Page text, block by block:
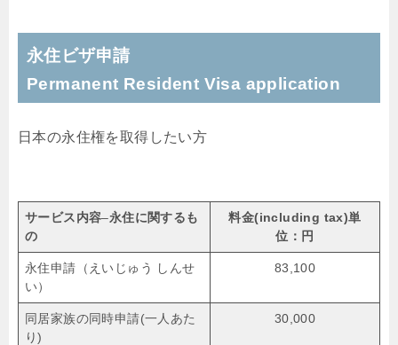
永住ビザ申請
Permanent Resident Visa application
日本の永住権を取得したい方
サービス内容–永住に関するも
の
料金(including tax)単
位：円
永住申請（えいじゅう しんせ
い）
83,100
同居家族の同時申請(一人あた
り)
30,000